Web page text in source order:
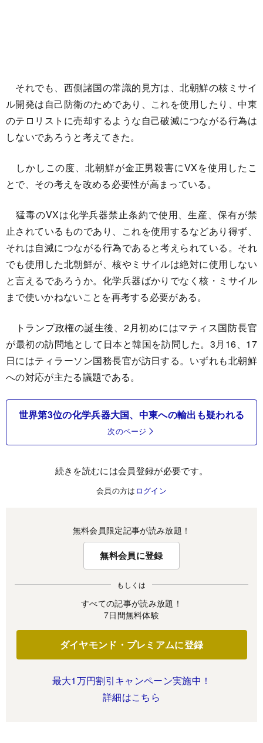
それでも、西側諸国の常識的見方は、北朝鮮の核ミサイ
ル開発は自己防衛のためであり、これを使用したり、中東
のテロリストに売却するような自己破滅につながる行為は
しないであろうと考えてきた。
しかしこの度、北朝鮮が金正男殺害にVXを使用したこ
とで、その考えを改める必要性が高まっている。
猛毒のVXは化学兵器禁止条約で使用、生産、保有が禁
止されているものであり、これを使用するなどあり得ず、
それは自滅につながる行為であると考えられている。それ
でも使用した北朝鮮が、核やミサイルは絶対に使用しない
と言えるであろうか。化学兵器ばかりでなく核・ミサイル
まで使いかねないことを再考する必要がある。
トランプ政権の誕生後、2月初めにはマティス国防長官
が最初の訪問地として日本と韓国を訪問した。3月16、17
日にはティラーソン国務長官が訪日する。いずれも北朝鮮
への対応が主たる議題である。
世界第3位の化学兵器大国、中東への輸出も疑われる
次のページ
続きを読むには会員登録が必要です。
会員の方は ログイン
無料会員限定記事が読み放題！
無料会員に登録
もしくは
すべての記事が読み放題！
7日間無料体験
ダイヤモンド・プレミアムに登録
最大1万円割引キャンペーン実施中！
詳細はこちら